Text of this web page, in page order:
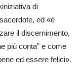
di
ed «è
il discernimento,
più conta” e come
ed essere felici».